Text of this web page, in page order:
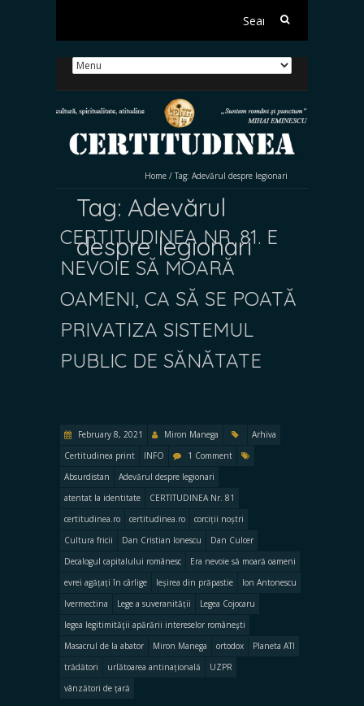
Search
Home / Tag: Adevărul despre legionari
Tag: Adevărul
despre legionari
CERTITUDINEA NR. 81. E
NEVOIE SĂ MOARĂ
OAMENI, CA SĂ SE POATĂ
PRIVATIZA SISTEMUL
PUBLIC DE SĂNĂTATE
February 8, 2021 Miron Manega
Arhiva
Certitudinea print
INFO
1 Comment
Absurdistan
Adevărul despre legionari
atentat la identitate
CERTITUDINEA Nr. 81
certitudinea.ro
certitudinea.ro
corciții noștri
Cultura fricii
Dan Cristian Ionescu
Dan Culcer
Decalogul capitalului românesc
Era nevoie să moară oameni
evrei agățați în cârlige
Ieșirea din prăpastie
Ion Antonescu
Ivermectina
Lege a suveranității
Legea Cojocaru
legea legitimităţii apărării intereselor româneşti
Masacrul de la abator
Miron Manega ortodox
Planeta ATI
trădători
urlătoarea antinațională
UZPR
vânzători de țară